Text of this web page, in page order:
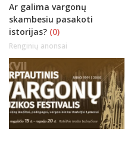
Ar galima vargonų
skambesiu pasakoti
istorijas? (0)
Renginių anonsai